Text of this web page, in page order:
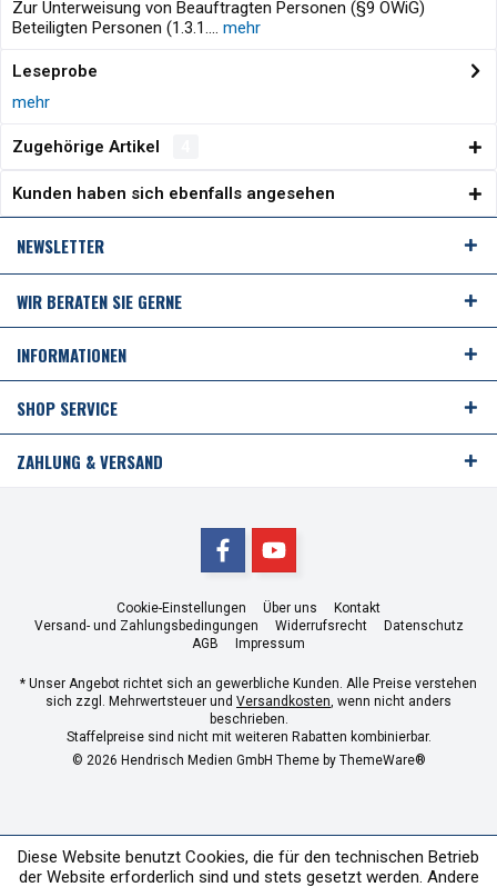
Zur Unterweisung von Beauftragten Personen (§9 OWiG)
Beteiligten Personen (1.3.1.... mehr
Leseprobe
mehr
Zugehörige Artikel
Kunden haben sich ebenfalls angesehen
NEWSLETTER
WIR BERATEN SIE GERNE
INFORMATIONEN
SHOP SERVICE
ZAHLUNG & VERSAND
Cookie-Einstellungen Über uns
Kontakt
Versand- und Zahlungsbedingungen
Widerrufsrecht
Datenschutz
AGB
Impressum
* Unser Angebot richtet sich an gewerbliche Kunden. Alle Preise verstehen
sich zzgl. Mehrwertsteuer und Versandkosten, wenn nicht anders
beschrieben.
Staffelpreise sind nicht mit weiteren Rabatten kombinierbar.
© 2026 Hendrisch Medien GmbH Theme by ThemeWare®
Diese Website benutzt Cookies, die für den technischen Betrieb
der Website erforderlich sind und stets gesetzt werden. Andere